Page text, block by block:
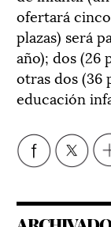
ofertará
plazas) será
año); dos (26
otras dos (36
educación